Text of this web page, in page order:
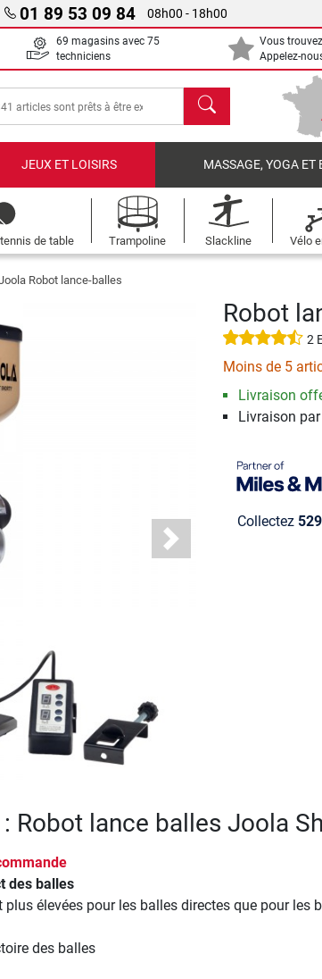
01 89 53 09 84 08h00 - 18h00
69 magasins avec 75
techniciens
Vous
Appelez-
chercher
JEUX ET LOISIRS MASSAGE, YOGA ET
de table Trampoline Slackline Vélo
Robot lance-balles
Next
Robot
2
Moins de 5
Livraison
Livraison par
Collectez 529
Robot lance balles Joola
des balles
élevées pour les balles directes que pour les
des balles